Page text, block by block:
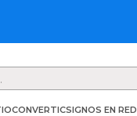
CONVERTICSIGNOS EN RED